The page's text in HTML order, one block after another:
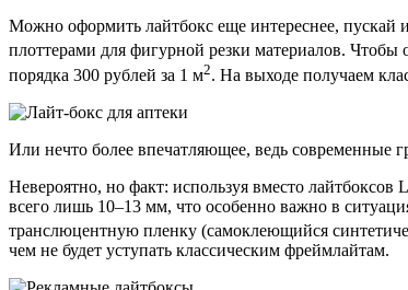
Можно оформить лайтбокс еще интереснее, пускай
плоттерами для фигурной резки материалов.
порядка 300 рублей за 1 м2. На выходе получаем
Или нечто более впечатляющее, ведь современные
Невероятно, но факт: используя вместо
всего лишь 10–13 мм, что особенно важно в
транслюцентную пленку (самоклеющийся
чем не будет уступать классическим фреймлайтам.